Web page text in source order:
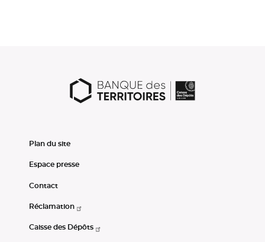
Plan du site
Espace presse
Contact
Réclamation
Caisse des Dépôts